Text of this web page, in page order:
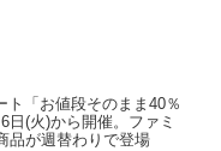
ト「お値段そのまま40％
日(火)から開催。ファミ
品が週替わりで登場